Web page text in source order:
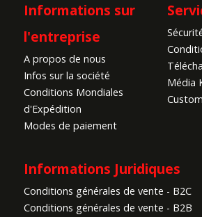
Informations sur
l'entreprise
A propos de nous
Infos sur la société
Conditions Mondiales
d'Expédition
Modes de paiement
Média
Informations Juridiques
Conditions générales de vente - B2C
Conditions générales de vente - B2B